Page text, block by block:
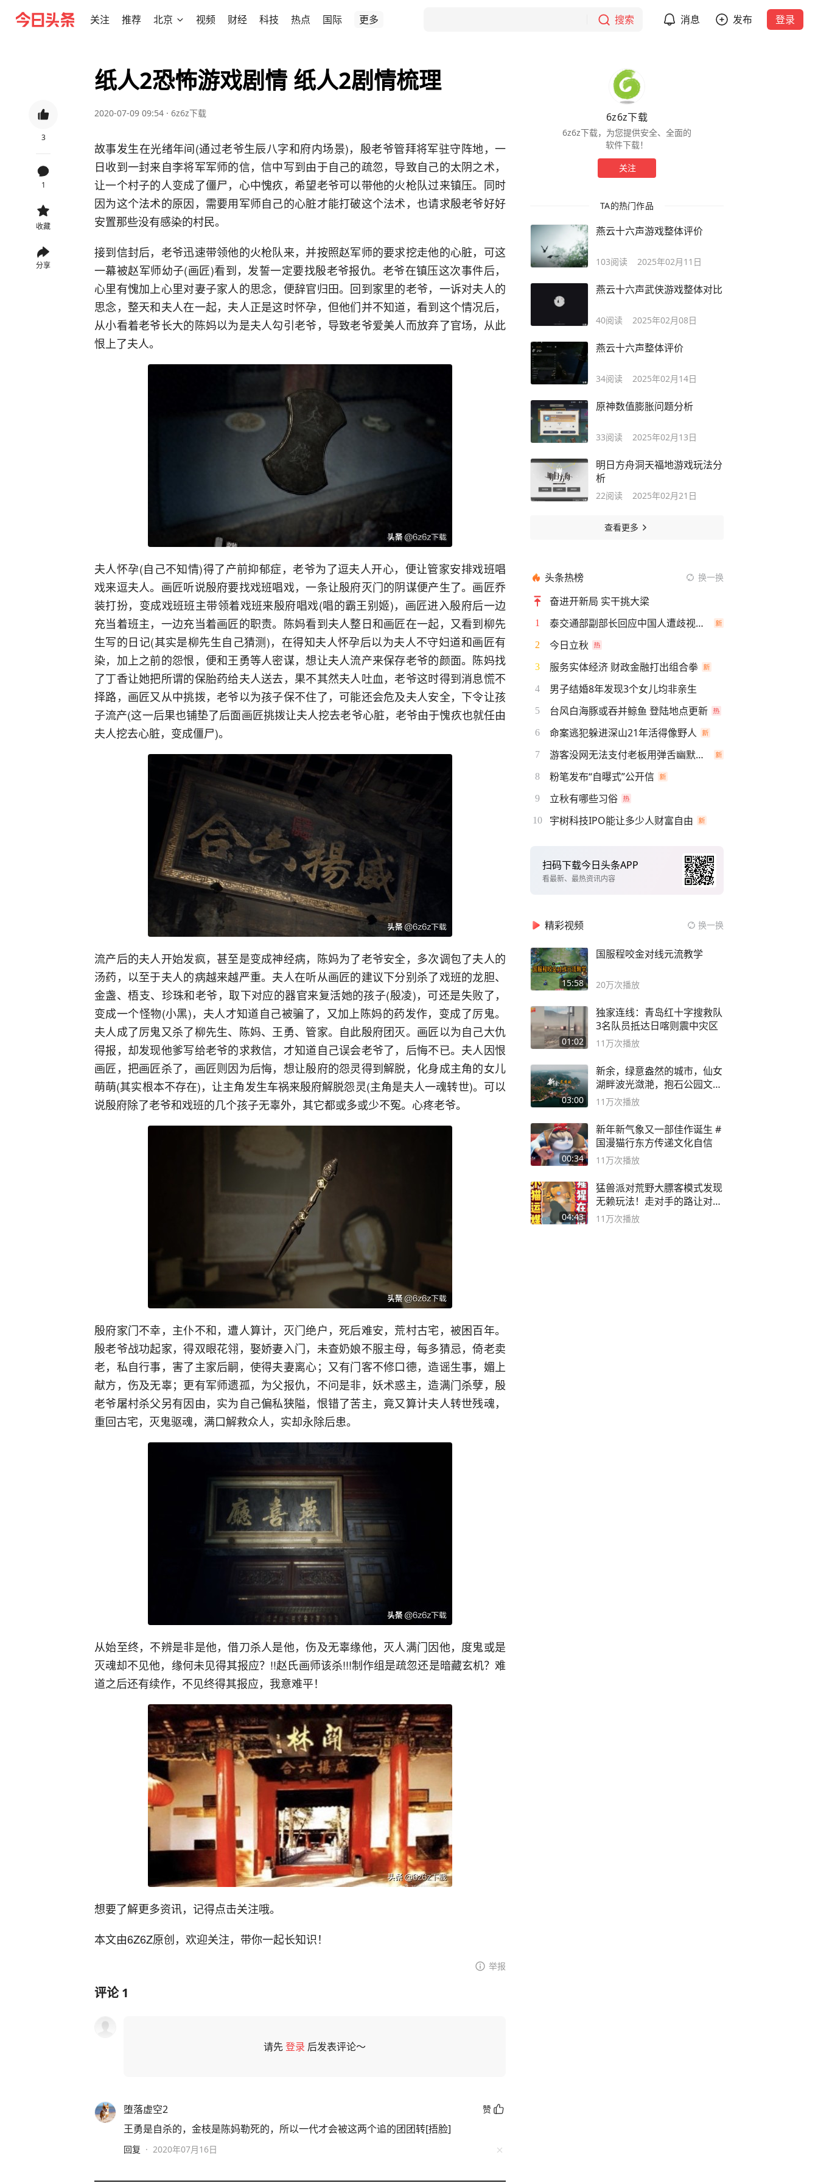
关注 推荐 北京 视频 财经 科技 热点 国际 更多 搜索 消息 发布 登录
3
1
收藏
分享
纸人2恐怖游戏剧情 纸人2剧情梳理
2020-07-09 09:54 · 6z6z下载
故事发生在光绪年间(通过老爷生辰八字和府内场景)，殷老爷管拜将军驻守阵地，一
日收到一封来自李将军军师的信，信中写到由于自己的疏忽，导致自己的太阴之术，
让一个村子的人变成了僵尸，心中愧疚，希望老爷可以带他的火枪队过来镇压。同时
因为这个法术的原因，需要用军师自己的心脏才能打破这个法术，也请求殷老爷好好
安置那些没有感染的村民。
接到信封后，老爷迅速带领他的火枪队来，并按照赵军师的要求挖走他的心脏，可这
一幕被赵军师幼子(画匠)看到，发誓一定要找殷老爷报仇。老爷在镇压这次事件后，
心里有愧加上心里对妻子家人的思念，便辞官归田。回到家里的老爷，一诉对夫人的
思念，整天和夫人在一起，夫人正是这时怀孕，但他们并不知道，看到这个情况后，
从小看着老爷长大的陈妈以为是夫人勾引老爷，导致老爷爱美人而放弃了官场，从此
恨上了夫人。
夫人怀孕(自己不知情)得了产前抑郁症，老爷为了逗夫人开心，便让管家安排戏班唱
戏来逗夫人。画匠听说殷府要找戏班唱戏，一条让殷府灭门的阴谋便产生了。画匠乔
装打扮，变成戏班班主带领着戏班来殷府唱戏(唱的霸王别姬)，画匠进入殷府后一边
充当着班主，一边充当着画匠的职责。陈妈看到夫人整日和画匠在一起，又看到柳先
生写的日记(其实是柳先生自己猜测)，在得知夫人怀孕后以为夫人不守妇道和画匠有
染，加上之前的怨恨，便和王勇等人密谋，想让夫人流产来保存老爷的颜面。陈妈找
了丁香让她把所谓的保胎药给夫人送去，果不其然夫人吐血，老爷这时得到消息慌不
择路，画匠又从中挑拨，老爷以为孩子保不住了，可能还会危及夫人安全，下令让孩
子流产(这一后果也铺垫了后面画匠挑拨让夫人挖去老爷心脏，老爷由于愧疚也就任由
夫人挖去心脏，变成僵尸)。
流产后的夫人开始发疯，甚至是变成神经病，陈妈为了老爷安全，多次调包了夫人的
汤药，以至于夫人的病越来越严重。夫人在听从画匠的建议下分别杀了戏班的龙胆、
金盏、梧支、珍珠和老爷，取下对应的器官来复活她的孩子(殷凌)，可还是失败了，
变成一个怪物(小黑)，夫人才知道自己被骗了，又加上陈妈的药发作，变成了厉鬼。
夫人成了厉鬼又杀了柳先生、陈妈、王勇、管家。自此殷府团灭。画匠以为自己大仇
得报，却发现他爹写给老爷的求救信，才知道自己误会老爷了，后悔不已。夫人因恨
画匠，把画匠杀了，画匠则因为后悔，想让殷府的怨灵得到解脱，化身成主角的女儿
萌萌(其实根本不存在)，让主角发生车祸来殷府解脱怨灵(主角是夫人一魂转世)。可以
说殷府除了老爷和戏班的几个孩子无辜外，其它都或多或少不冤。心疼老爷。
殷府家门不幸，主仆不和，遭人算计，灭门绝户，死后难安，荒村古宅，被困百年。
殷老爷战功起家，得双眼花翎，娶娇妻入门，未查奶娘不服主母，每多猜忌，倚老卖
老，私自行事，害了主家后嗣，使得夫妻离心；又有门客不修口德，造谣生事，媚上
献方，伤及无辜；更有军师遗孤，为父报仇，不问是非，妖术惑主，造满门杀孽，殷
老爷屠村杀父另有因由，实为自己偏私狭隘，恨错了苦主，竟又算计夫人转世残魂，
重回古宅，灭鬼驱魂，满口解救众人，实却永除后患。
从始至终，不辨是非是他，借刀杀人是他，伤及无辜缘他，灭人满门因他，度鬼或是
灭魂却不见他，缘何未见得其报应？!!赵氏画师该杀!!!制作组是疏忽还是暗藏玄机？难
道之后还有续作，不见终得其报应，我意难平！
想要了解更多资讯，记得点击关注哦。
本文由6Z6Z原创，欢迎关注，带你一起长知识！
举报
评论1
请先登录 后发表评论～
堕落虚空2 赞
王勇是自杀的，金枝是陈妈勒死的，所以一代才会被这两个追的团团转[捂脸]
回复 · 2020年07月16日
6z6z下载
6z6z下载，为您提供安全、全面的
软件下载！
关注
TA的热门作品
燕云十六声游戏整体评价
103阅读 2025年02月11日
燕云十六声武侠游戏整体对比
40阅读 2025年02月08日
燕云十六声整体评价
34阅读 2025年02月14日
原神数值膨胀问题分析
33阅读 2025年02月13日
明日方舟洞天福地游戏玩法分
析
22阅读 2025年02月21日
查看更多
头条热榜 换一换
奋进开新局 实干挑大梁
1 泰交通部副部长回应中国人遭歧视手势
2 今日立秋
3 服务实体经济 财政金融打出组合拳
4 男子结婚8年发现3个女儿均非亲生
5 台风白海豚或吞并鲸鱼 登陆地点更新
6 命案逃犯躲进深山21年活得像野人
7 游客没网无法支付老板用弹舌幽默化解
8 粉笔发布“自曝式”公开信
9 立秋有哪些习俗
10 宇树科技IPO能让多少人财富自由
扫码下载今日头条APP
看最新、最热资讯内容
精彩视频 换一换
15:58
国服程咬金对线元流教学
20万次播放
01:02
独家连线：青岛红十字搜救队
3名队员抵达日喀则震中灾区
11万次播放
03:00
新余，绿意盎然的城市，仙女
湖畔波光潋滟，抱石公园文化
深邃……
11万次播放
00:34
新年新气象又一部佳作诞生 #
国漫猫行东方传递文化自信
11万次播放
04:43
猛兽派对荒野大膘客模式发现
无赖玩法！走对手的路让对手
无路可走
11万次播放